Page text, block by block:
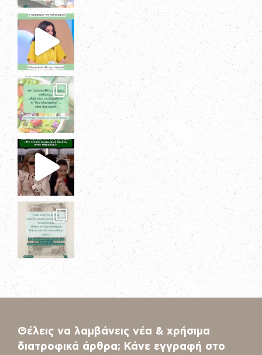
Θέλεις να λαμβάνεις νέα & χρήσιμα
διατροφικά άρθρα; Κάνε εγγραφή στο